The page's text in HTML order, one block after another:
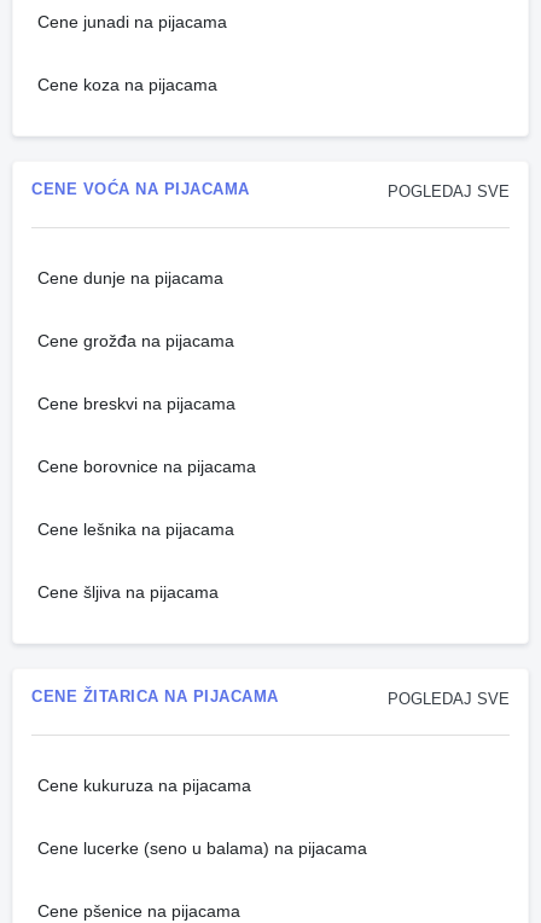
Cene junadi na pijacama
Cene koza na pijacama
POGLEDAJ SVE
CENE VOĆA NA PIJACAMA
Cene dunje na pijacama
Cene grožđa na pijacama
Cene breskvi na pijacama
Cene borovnice na pijacama
Cene lešnika na pijacama
Cene šljiva na pijacama
POGLEDAJ SVE
CENE ŽITARICA NA PIJACAMA
Cene kukuruza na pijacama
Cene lucerke (seno u balama) na pijacama
Cene pšenice na pijacama